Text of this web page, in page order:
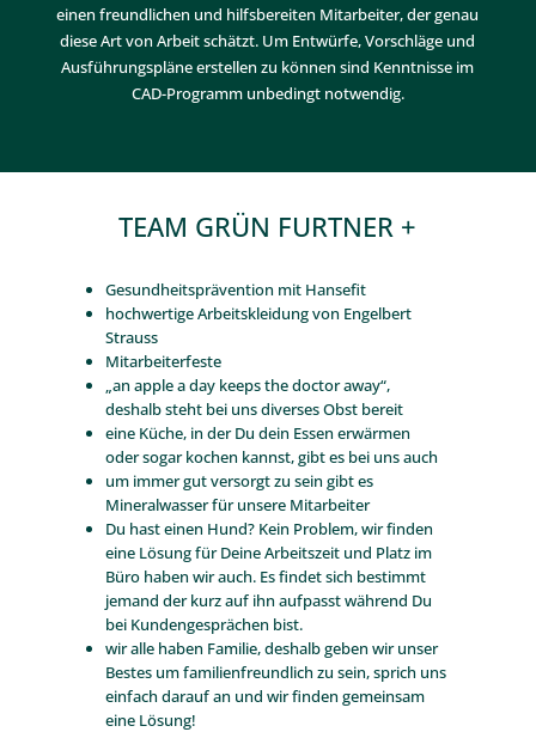
einen freundlichen und hilfsbereiten Mitarbeiter, der genau
diese Art von Arbeit schätzt. Um Entwürfe, Vorschläge und
Ausführungspläne erstellen zu können sind Kenntnisse im
CAD-Programm unbedingt notwendig.
TEAM GRÜN FURTNER +
Gesundheitsprävention mit Hansefit
hochwertige Arbeitskleidung von Engelbert
Strauss
Mitarbeiterfeste
„an apple a day keeps the doctor away“,
deshalb steht bei uns diverses Obst bereit
eine Küche, in der Du dein Essen erwärmen
oder sogar kochen kannst, gibt es bei uns auch
um immer gut versorgt zu sein gibt es
Mineralwasser für unsere Mitarbeiter
Du hast einen Hund? Kein Problem, wir finden
eine Lösung für Deine Arbeitszeit und Platz im
Büro haben wir auch. Es findet sich bestimmt
jemand der kurz auf ihn aufpasst während Du
bei Kundengesprächen bist.
wir alle haben Familie, deshalb geben wir unser
Bestes um familienfreundlich zu sein, sprich uns
einfach darauf an und wir finden gemeinsam
eine Lösung!